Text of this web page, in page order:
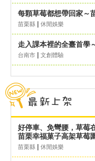
每顆草莓都想帶回家～
苗栗縣 休閒娛樂
走入課本裡的全臺首學
台南市 文創體驗
好停車、免彎腰，草莓
苗栗幸福菓子高架草莓
苗栗縣 休閒娛樂